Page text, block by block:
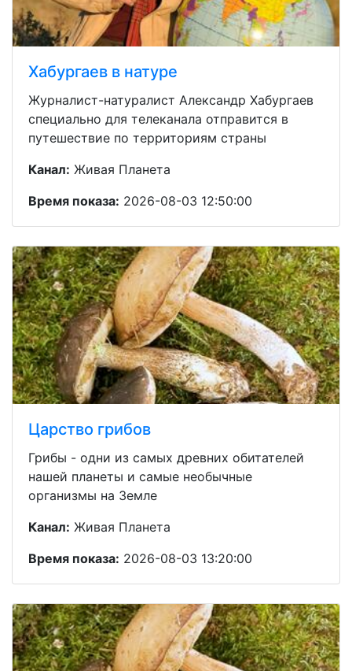
Хабургаев в натуре
Журналист-натуралист Александр Хабургаев
специально для телеканала отправится в
путешествие по территориям страны
Канал: Живая Планета
Время показа: 2026-08-03 12:50:00
Царство грибов
Грибы - одни из самых древних обитателей
нашей планеты и самые необычные
организмы на Земле
Канал: Живая Планета
Время показа: 2026-08-03 13:20:00